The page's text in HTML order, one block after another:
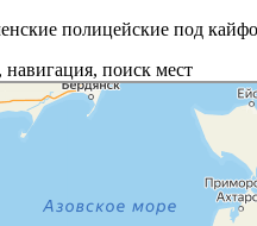
полицейские под
поиск мест